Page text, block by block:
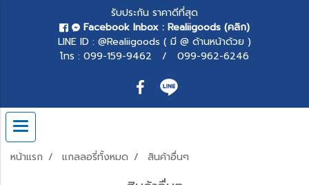
รับประกัน ราคาดีที่สุด
Facebook Inbox : Realiigoods (คลิก)
LINE ID : @Realiigoods ( มี @ ด้านหน้าด้วย )
โทร : 099-159-9462 / 099-962-6246
หน้าแรก แกลลอรี่ทั้งหมด สินค้าอื่นๆ